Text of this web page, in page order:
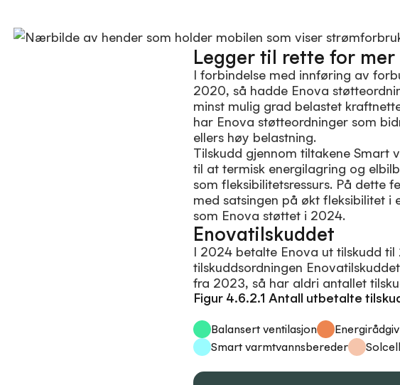
Legger til rette for
I forbindelse med innføring av
2020, så hadde Enova
minst mulig grad belastet
har Enova støtteordninger som
ellers høy belastning.
Tilskudd gjennom tiltakene Smart
til at termisk energilagring og
som fleksibilitetsressurs. På dette
med satsingen på økt fleksibilitet i
som Enova støttet i 2024.
Enovatilskuddet
I 2024 betalte Enova ut tilskudd
tilskuddsordningen
fra 2023, så har aldri antallet
Figur 4.6.2.1 Antall utbetalte
Balansert ventilasjon
Smart varmtvannsbereder